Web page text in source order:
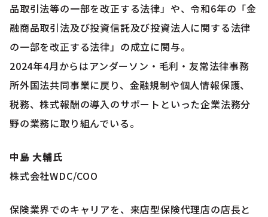
品取引法等の一部を改正する法律」や、令和6年の「金
融商品取引法及び投資信託及び投資法人に関する法律
の一部を改正する法律」の成立に関与。
2024年4月からはアンダーソン・毛利・友常法律事務
所外国法共同事業に戻り、金融規制や個人情報保護、
税務、株式報酬の導入のサポートといった企業法務分
野の業務に取り組んでいる。
中島 大輔氏
株式会社WDC/COO
保険業界でのキャリアを、来店型保険代理店の店長と